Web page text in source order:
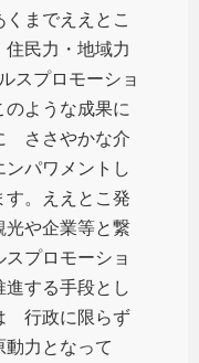
までええとこ
民力・地域力
スプロモーショ
ような成果に
ささやかな介
パワメントし
す。ええとこ発
や企業等と繋
プロモーショ
進する手段とし
行政に限らず
動力となって